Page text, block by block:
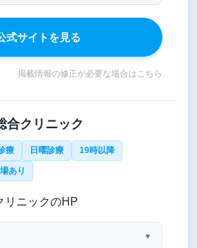
式サイトを見る
掲載情報の修正が必要な場合はこちら
合クリニック
療 日曜診療 19時以降
あり
▼